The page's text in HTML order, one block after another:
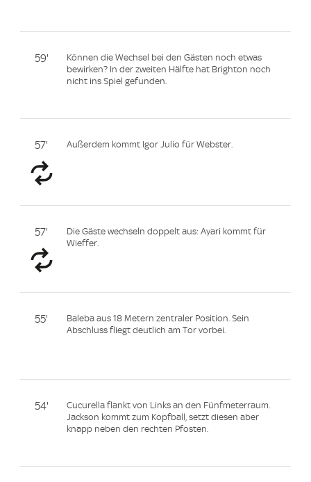
59'
Können die Wechsel bei den Gästen noch etwas
bewirken? In der zweiten Hälfte hat Brighton noch
nicht ins Spiel gefunden.
57' Außerdem kommt Igor Julio für Webster.
57'
Die Gäste wechseln doppelt aus: Ayari kommt für
Wieffer.
55'
Baleba aus 18 Metern zentraler Position. Sein
Abschluss fliegt deutlich am Tor vorbei.
54'
Cucurella flankt von Links an den Fünfmeterraum.
Jackson kommt zum Kopfball, setzt diesen aber
knapp neben den rechten Pfosten.